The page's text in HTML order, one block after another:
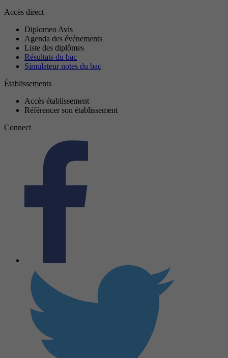
Accès direct
Diplomeo Avis
Agenda des événements
Liste des diplômes
Résultats du bac
Simulateur notes du bac
Établissements
Accès établissement
Référencer son établissement
Connect